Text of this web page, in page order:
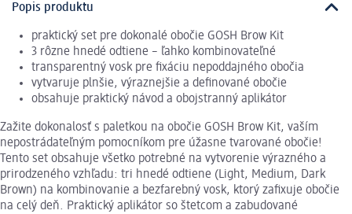
Popis produktu
praktický set pre dokonalé obočie GOSH Brow Kit
3 rôzne hnedé odtiene – ľahko kombinovateľné
transparentný vosk pre fixáciu nepoddajného obočia
vytvaruje plnšie, výraznejšie a definované obočie
obsahuje praktický návod a obojstranný aplikátor
Zažite dokonalosť s paletkou na obočie GOSH Brow Kit, vaším
nepostrádateľným pomocníkom pre úžasne tvarované obočie!
Tento set obsahuje všetko potrebné na vytvorenie výrazného a
prirodzeného vzhľadu: tri hnedé odtiene (Light, Medium, Dark
Brown) na kombinovanie a bezfarebný vosk, ktorý zafixuje obočie
na celý deň. Praktický aplikátor so štetcom a zabudované